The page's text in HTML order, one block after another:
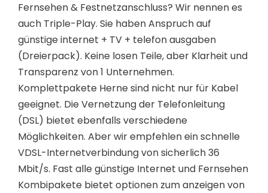
Fernsehen & Festnetzanschluss? Wir nennen es
auch Triple-Play. Sie haben Anspruch auf
günstige internet + TV + telefon ausgaben
(Dreierpack). Keine losen Teile, aber Klarheit und
Transparenz von 1 Unternehmen.
Komplettpakete Herne sind nicht nur für Kabel
geeignet. Die Vernetzung der Telefonleitung
(DSL) bietet ebenfalls verschiedene
Möglichkeiten. Aber wir empfehlen ein schnelle
VDSL-Internetverbindung von sicherlich 36
Mbit/s. Fast alle günstige Internet und Fernsehen
Kombipakete bietet optionen zum anzeigen von